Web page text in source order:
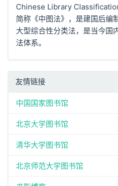
Chinese Library
简称《中图法》，是建国后编
大型综合性分类法，是当今国
法体系。
友情链接
中国国家图书馆
北京大学图书馆
清华大学图书馆
北京师范大学图书馆